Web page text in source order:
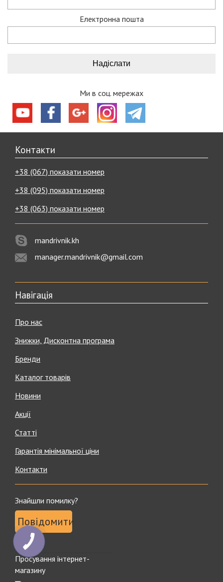
Електронна пошта
Ми в соц. мережах
Контакти
+38 (067) показати номер
+38 (095) показати номер
+38 (063) показати номер
mandrivnik.kh
manager.mandrivnik@gmail.com
Навігація
Про нас
Знижки, Дисконтна програма
Бренди
Каталог товарів
Новини
Акції
Статті
Гарантія мінімальної ціни
Контакти
Знайшли помилку?
Повідомити
Просування інтернет-
магазину